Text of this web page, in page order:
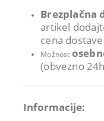
Brezplačna
artikel
cena
Možnost
(obvezno
Informacije: